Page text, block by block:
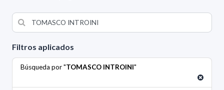
Filtros aplicados
Búsqueda por "TOMASCO INTROINI"